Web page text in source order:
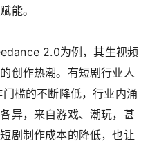
能。
2.0为例，其生视频
创作热潮。有短剧行业人
槛的不断降低，行业内涌
异，来自游戏、潮玩，甚
剧制作成本的降低，也让